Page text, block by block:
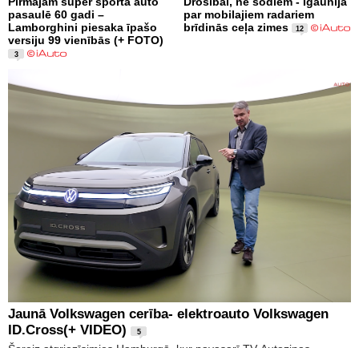
pasaulē 60 gadi –
Lamborghini piesaka īpašo
versiju 99 vienībās (+ FOTO)
3
par mobilajiem radariem
brīdinās ceļa zimes
12
Jaunā Volkswagen cerība- elektroauto Volkswagen
ID.Cross(+ VIDEO)
5